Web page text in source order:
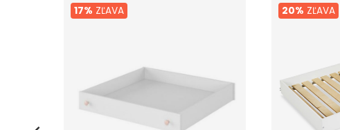
17% ZĽAVA 20% ZĽAVA